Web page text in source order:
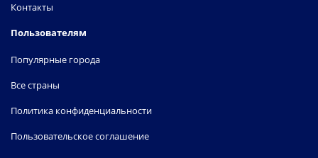
Контакты
Пользователям
Популярные города
Все страны
Политика конфиденциальности
Пользовательское соглашение